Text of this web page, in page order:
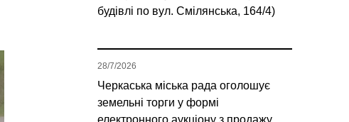
будівлі по вул. Смілянська, 164/4)
Черкаська міська рада оголошує
земельні торги у формі
електронного аукціону з продажу
28/7/2026